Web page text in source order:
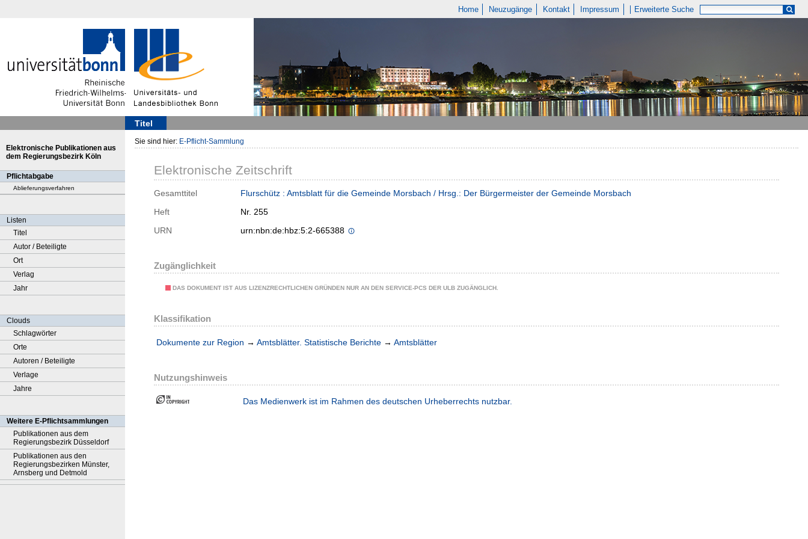
Home Neuzugänge Kontakt Impressum Erweiterte Suche
Titel
Elektronische Publikationen aus
dem Regierungsbezirk Köln
Pflichtabgabe
Ablieferungsverfahren
Listen
Titel
Autor / Beteiligte
Ort
Verlag
Jahr
Clouds
Schlagwörter
Orte
Autoren / Beteiligte
Verlage
Jahre
Weitere E-Pflichtsammlungen
Publikationen aus dem
Regierungsbezirk Düsseldorf
Publikationen aus den
Regierungsbezirken Münster,
Arnsberg und Detmold
Sie sind hier: E-Pflicht-Sammlung
Elektronische Zeitschrift
Gesamttitel
Flurschütz : Amtsblatt für die Gemeinde Morsbach / Hrsg.: Der Bürgermeister der Gemeinde Morsbach
Heft
Nr. 255
URN
urn:nbn:de:hbz:5:2-665388
Zugänglichkeit
DAS DOKUMENT IST AUS LIZENZRECHTLICHEN GRÜNDEN NUR AN DEN SERVICE-PCS DER ULB ZUGÄNGLICH.
Klassifikation
Dokumente zur Region → Amtsblätter. Statistische Berichte → Amtsblätter
Nutzungshinweis
Das Medienwerk ist im Rahmen des deutschen Urheberrechts nutzbar.